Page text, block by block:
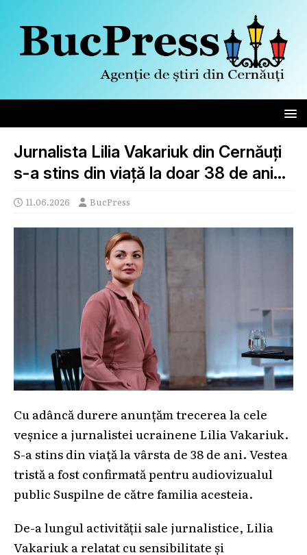
Jurnalista Lilia Vakariuk din Cernăuți
s-a stins din viață la doar 38 de ani…
11.06.2026 BucPress
Cu adâncă durere anunțăm trecerea la cele
veșnice a jurnalistei ucrainene Lilia Vakariuk.
S-a stins din viață la vârsta de 38 de ani. Vestea
tristă a fost confirmată pentru audiovizualul
public Suspilne de către familia acesteia.
De-a lungul activității sale jurnalistice, Lilia
Vakariuk a relatat cu sensibilitate și